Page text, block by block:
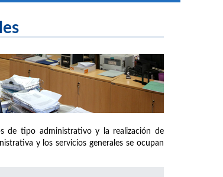
de tipo administrativo y la realización de
y los servicios generales se ocupan